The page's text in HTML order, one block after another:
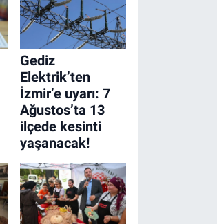
Gediz
Elektrik’ten
İzmir’e uyarı: 7
Ağustos’ta 13
ilçede kesinti
yaşanacak!